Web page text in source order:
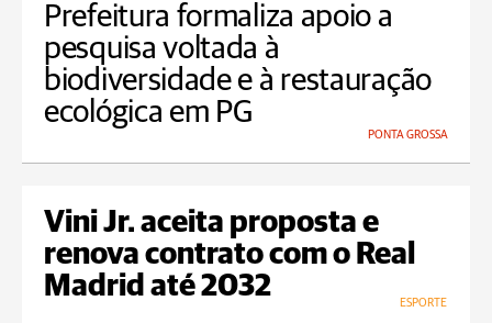
Prefeitura formaliza apoio a
pesquisa voltada à
biodiversidade e à restauração
ecológica em PG
PONTA GROSSA
Vini Jr. aceita proposta e
renova contrato com o Real
Madrid até 2032
ESPORTE